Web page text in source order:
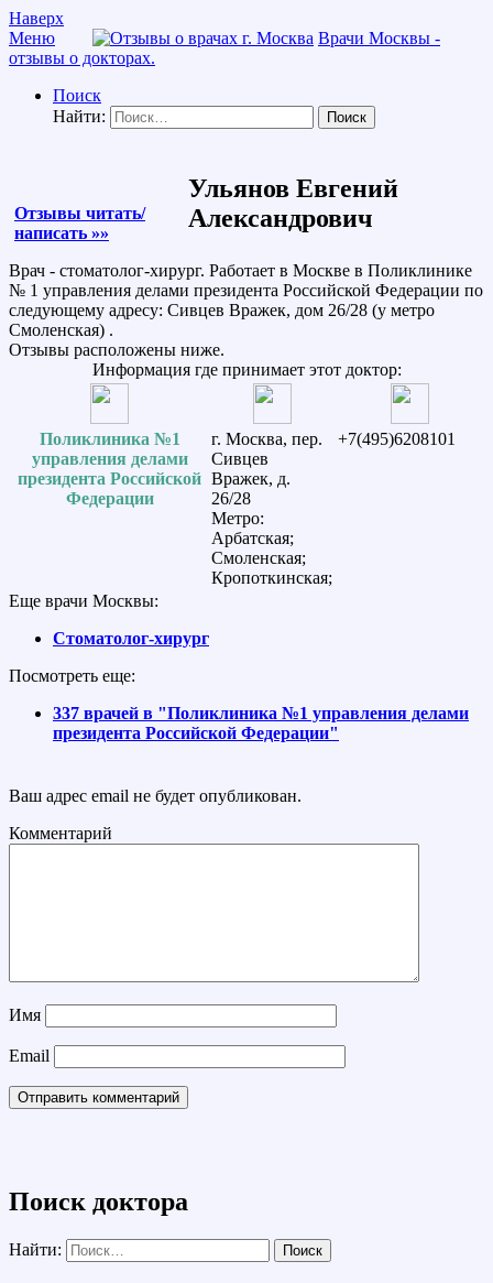
Наверх
Меню
Врачи Москвы -
отзывы о докторах.
Поиск
Найти:
Отзывы читать/
написать »»
Ульянов Евгений
Александрович
Врач - стоматолог-хирург. Работает в Москве в Поликлинике
№ 1 управления делами президента Российской Федерации по
следующему адресу: Сивцев Вражек, дом 26/28 (у метро
Смоленская) .
Отзывы расположены ниже.
Информация где принимает этот доктор:
Поликлиника №1
управления делами
президента Российской
Федерации
г. Москва, пер.
Сивцев
Вражек, д.
26/28
Метро:
Арбатская;
Смоленская;
Кропоткинская;
+7(495)6208101
Еще врачи Москвы:
Стоматолог-хирург
Посмотреть еще:
337 врачей в "Поликлиника №1 управления делами
президента Российской Федерации"
Ваш адрес email не будет опубликован.
Комментарий
Имя
Email
Поиск доктора
Найти: